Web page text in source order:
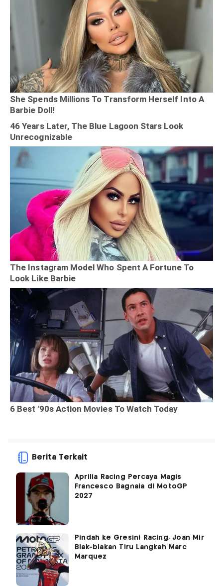
Berita Terkait
Aprilia Racing Percaya Magis
Francesco Bagnaia di MotoGP
2027
Pindah ke Gresini Racing, Joan Mir
Blak-blakan Tiru Langkah Marc
Marquez